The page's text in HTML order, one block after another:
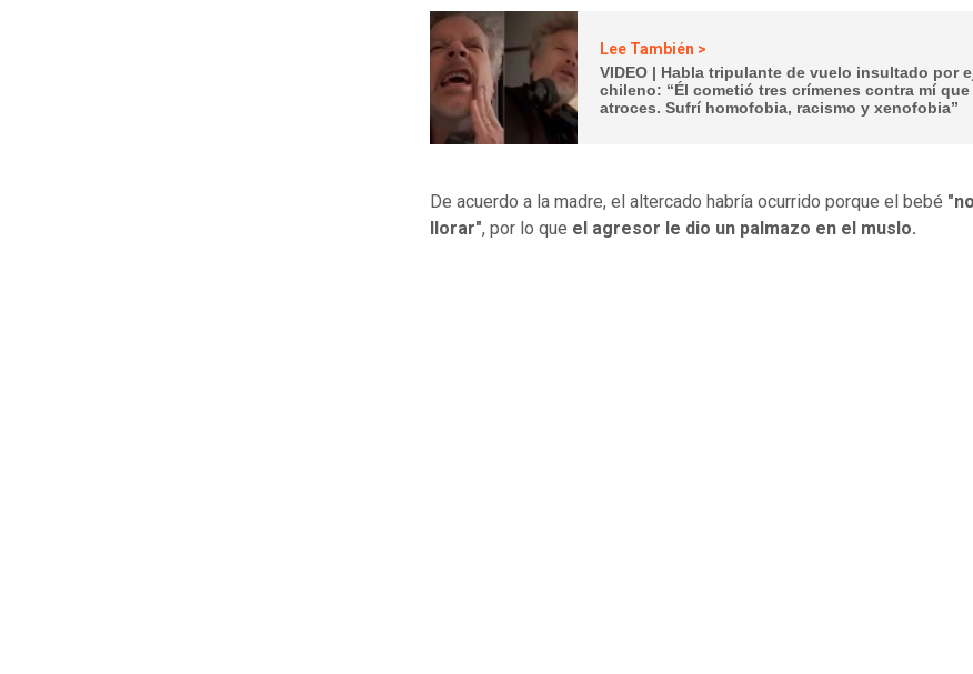
Lee También >
VIDEO | Habla tripulante de vuelo insultado por
chileno: “Él cometió tres crímenes contra mí
atroces. Sufrí homofobia, racismo y xenofobia”
De acuerdo a la madre, el altercado habría ocurrido porque el bebé
llorar", por lo que el agresor le dio un palmazo en el muslo.